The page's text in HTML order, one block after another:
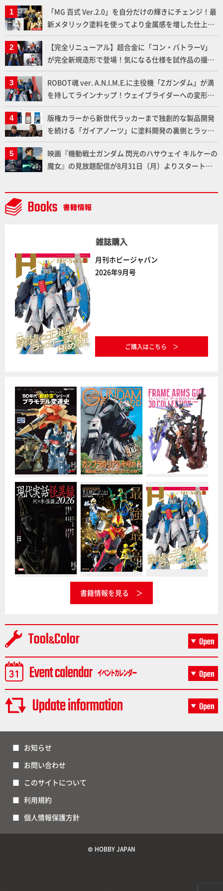
「MG 百式 Ver.2.0」を自分だけの輝きにチェンジ！最
新メタリック塗料を使ってより金属感を増した仕上が
りに!!【試し読み】
【完全リニューアル】超合金に「コン・バトラーV」
が完全新規造形で登場！気になる仕様を試作品の撮り
下ろしでご紹介!!さらに「大鉄人17」＆「ワンエイ
ト」セット情報もお届け！【超合金の魂】
ROBOT魂 ver. A.N.I.M.E.に主役機「Zガンダム」が満
を持してラインナップ！ウェイブライダーへの変形、
劇中どおりのプロポーションを再現【機動戦士Zガン
ダム】
版権カラーから新世代ラッカーまで独創的な製品開発
を続ける「ガイアノーツ」に塗料開発の裏側とラッカ
ー塗料の未来についてインタビュー！
映画『機動戦士ガンダム 閃光のハサウェイ キルケーの
魔女』の見放題配信が8月31日（月）よりスタート！
雑誌購入
月刊ホビージャパン
2026年9月号
ご購入はこちら
書籍情報を見る
お知らせ
お問い合わせ
このサイトについて
利用規約
個人情報保護方針
© HOBBY JAPAN